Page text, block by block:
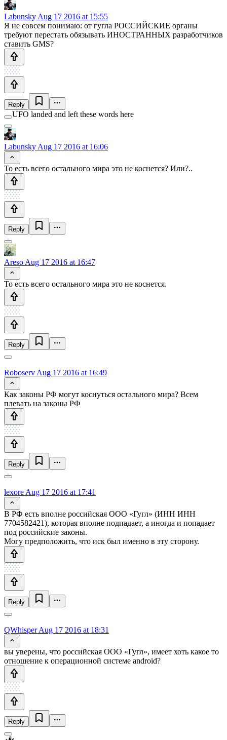
Labunsky Aug 17 2016 at 15:55
Я не совсем понимаю: от гугла РОССИЙСКИЕ органы
требуют перестать обязывать ИНОСТРАННЫХ разработчиков
ставить GMS?
Reply
UFO landed and left these words here
Labunsky Aug 17 2016 at 16:06
То есть всего остального мира это не коснется? Или?..
Reply
Areso Aug 17 2016 at 16:47
То есть всего остального мира это не коснется.
Reply
Roboserv Aug 17 2016 at 16:49
Как законы РФ могут коснуться остального мира? Всем
плевать на законы РФ
Reply
lexore Aug 17 2016 at 17:41
В РФ есть вполне российская ООО «Гугл» (ИНН ИНН
7704582421), которая вполне подпадает, а иногда и попадает
под российские законы.
Могу предположить, что иск был именно в эту сторону.
Reply
QWhisperAug 17 2016 at 18:31
вы уверены, что российская ООО «Гугл», имеет хоть какое то
отношение к операционной системе android?
Reply